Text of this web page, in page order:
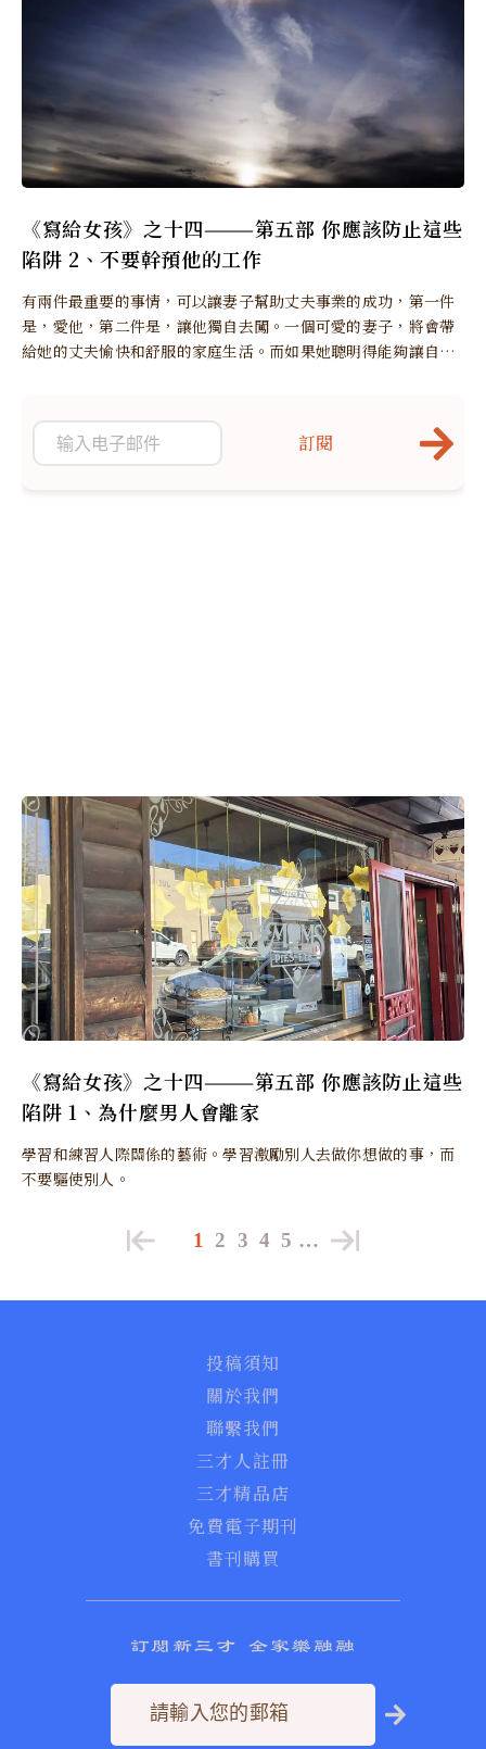
《寫給女孩》之十四———第五部 你應該防止這些
陷阱 2、不要幹預他的工作
有兩件最重要的事情，可以讓妻子幫助丈夫事業的成功，第一件
是，愛他，第二件是，讓他獨自去闖。一個可愛的妻子，將會帶
給她的丈夫愉快和舒服的家庭生活。而如果她聰明得能夠讓自己
《寫給女孩》之十四———第五部 你應該防止這些
陷阱 1、為什麼男人會離家
學習和練習人際關係的藝術。學習激勵別人去做你想做的事，而
不要驅使別人。
訂閱
1 2 3 4 5 …
投稿須知
關於我們
聯繫我們
三才人註冊
三才精品店
免費電子期刊
書刊購買
訂閱新三才 全家樂融融